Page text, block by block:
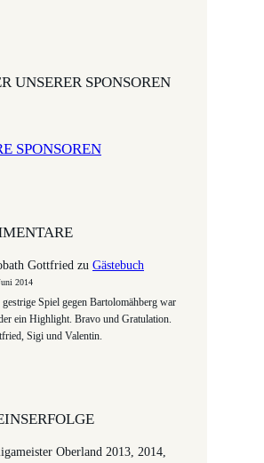
UNSERER SPONSOREN
SPONSOREN
Gottfried zu Gästebuch
2014
gestrige Spiel gegen Bartolomähberg war
ein Highlight. Bravo und Gratulation.
Sigi und Valentin.
Oberland 2013, 2014,